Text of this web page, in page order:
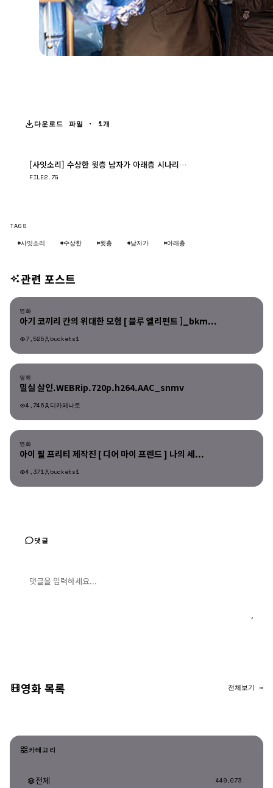
다운로드 파일 · 1개
[사잇소리] 수상한 윗층 남자가 아래층 시나리오 작가 지망생을 노린다, ..
FILE2.7G
TAGS
#사잇소리
#수상한 #윗층 #남자가 #아래층
관련 포스트
영화
영화
아기 코끼리 칸의 위대한 모험 [ 블루 엘리펀트 ]_bkm...
7,525 buckets1
영화
영화
밀실 살인.WEBRip.720p.h264.AAC_snmv
4,746 디카페나토
영화
영화
아이 필 프리티 제작진 [ 디어 마이 프렌드 ] 나의 세...
4,371 buckets1
댓글
영화 목록 전체보기 →
카테고리
전체 449,073